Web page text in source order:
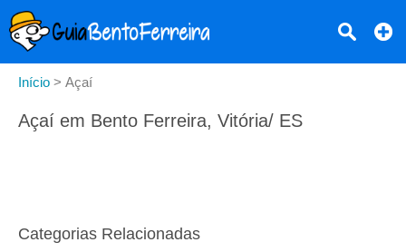
Início > Açaí
Açaí em Bento Ferreira, Vitória/ ES
Categorias Relacionadas